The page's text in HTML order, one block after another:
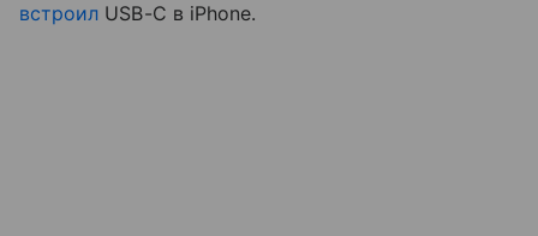
встроил USB-C в iPhone.